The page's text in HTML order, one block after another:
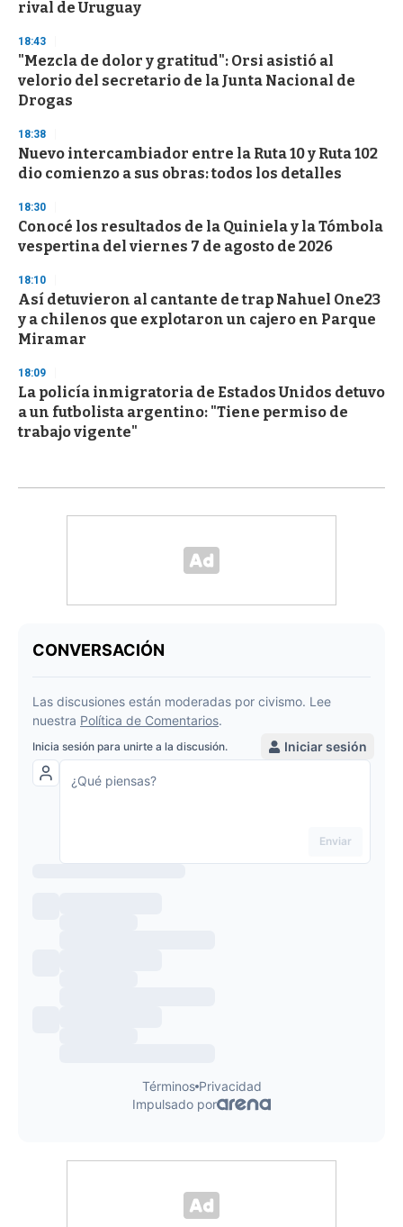
rival de Uruguay
18:43
"Mezcla de dolor y gratitud": Orsi asistió al
velorio del secretario de la Junta Nacional de
Drogas
18:38
Nuevo intercambiador entre la Ruta 10 y Ruta 102
dio comienzo a sus obras: todos los detalles
18:30
Conocé los resultados de la Quiniela y la Tómbola
vespertina del viernes 7 de agosto de 2026
18:10
Así detuvieron al cantante de trap Nahuel One23
y a chilenos que explotaron un cajero en Parque
Miramar
18:09
La policía inmigratoria de Estados Unidos detuvo
a un futbolista argentino: "Tiene permiso de
trabajo vigente"